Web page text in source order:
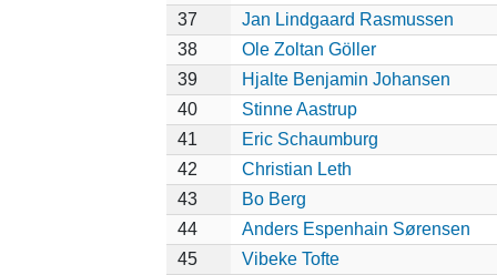
37
Jan Lindgaard Rasmussen
38
Ole Zoltan Göller
39
Hjalte Benjamin Johansen
40
Stinne Aastrup
41
Eric Schaumburg
42
Christian Leth
43
Bo Berg
44
Anders Espenhain Sørensen
45
Vibeke Tofte